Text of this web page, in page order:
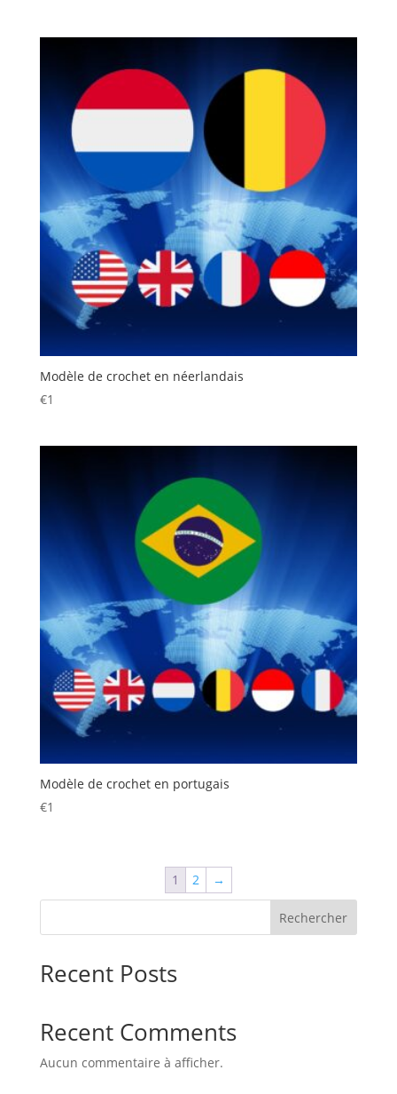
Modèle de crochet en néerlandais
€1
Modèle de crochet en portugais
€1
1 2 →
Rechercher
Recent Posts
Recent Comments
Aucun commentaire à afficher.